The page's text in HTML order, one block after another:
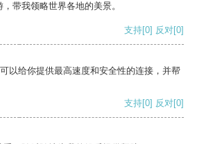
带我领略世界各地的美景。
支持[0] 反对[0]
以给你提供最高速度和安全性的连接，并帮
支持[0] 反对[0]